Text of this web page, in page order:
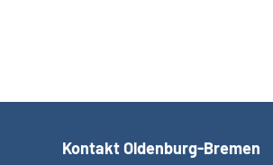
Kontakt Oldenburg-Bremen